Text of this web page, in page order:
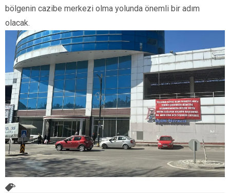
bölgenin cazibe merkezi olma yolunda önemli bir adım
olacak.